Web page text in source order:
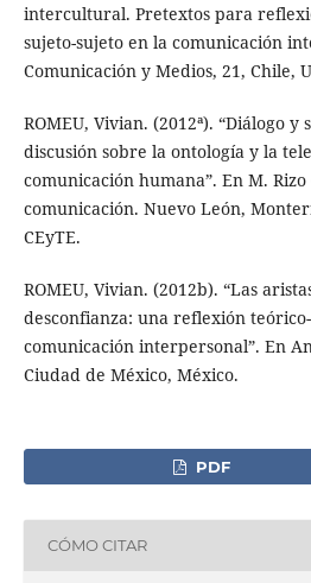
intercultural. Pretextos para
sujeto-sujeto en la comunicación
Comunicación y Medios, 21, Chile,
ROMEU, Vivian. (2012ª). “Diálogo
discusión sobre la ontología y la
comunicación humana”. En M.
comunicación. Nuevo León,
CEyTE.
ROMEU, Vivian. (2012b). “Las
desconfianza: una reflexión
comunicación interpersonal”. En
Ciudad de México, México.
PDF
CÓMO CITAR